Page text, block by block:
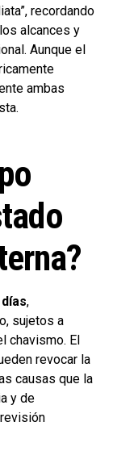
recordando
alcances y
Aunque el
ambas
,
sujetos a
chavismo. El
revocar la
causas que la
y de